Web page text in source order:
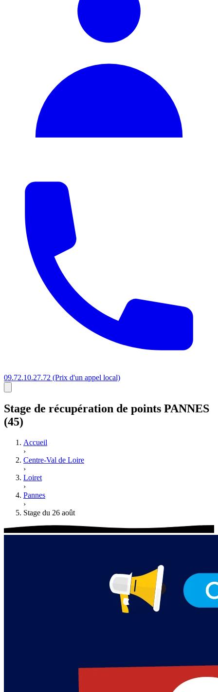
09.72.10.27.72 (Prix d'un appel local)
Stage de récupération de points PANNES
(45)
Accueil
›
Centre-Val de Loire
›
Loiret
›
Pannes
›
Stage du 26 août